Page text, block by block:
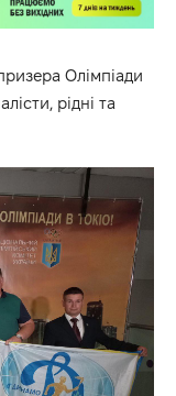
Олімпіади
рідні та